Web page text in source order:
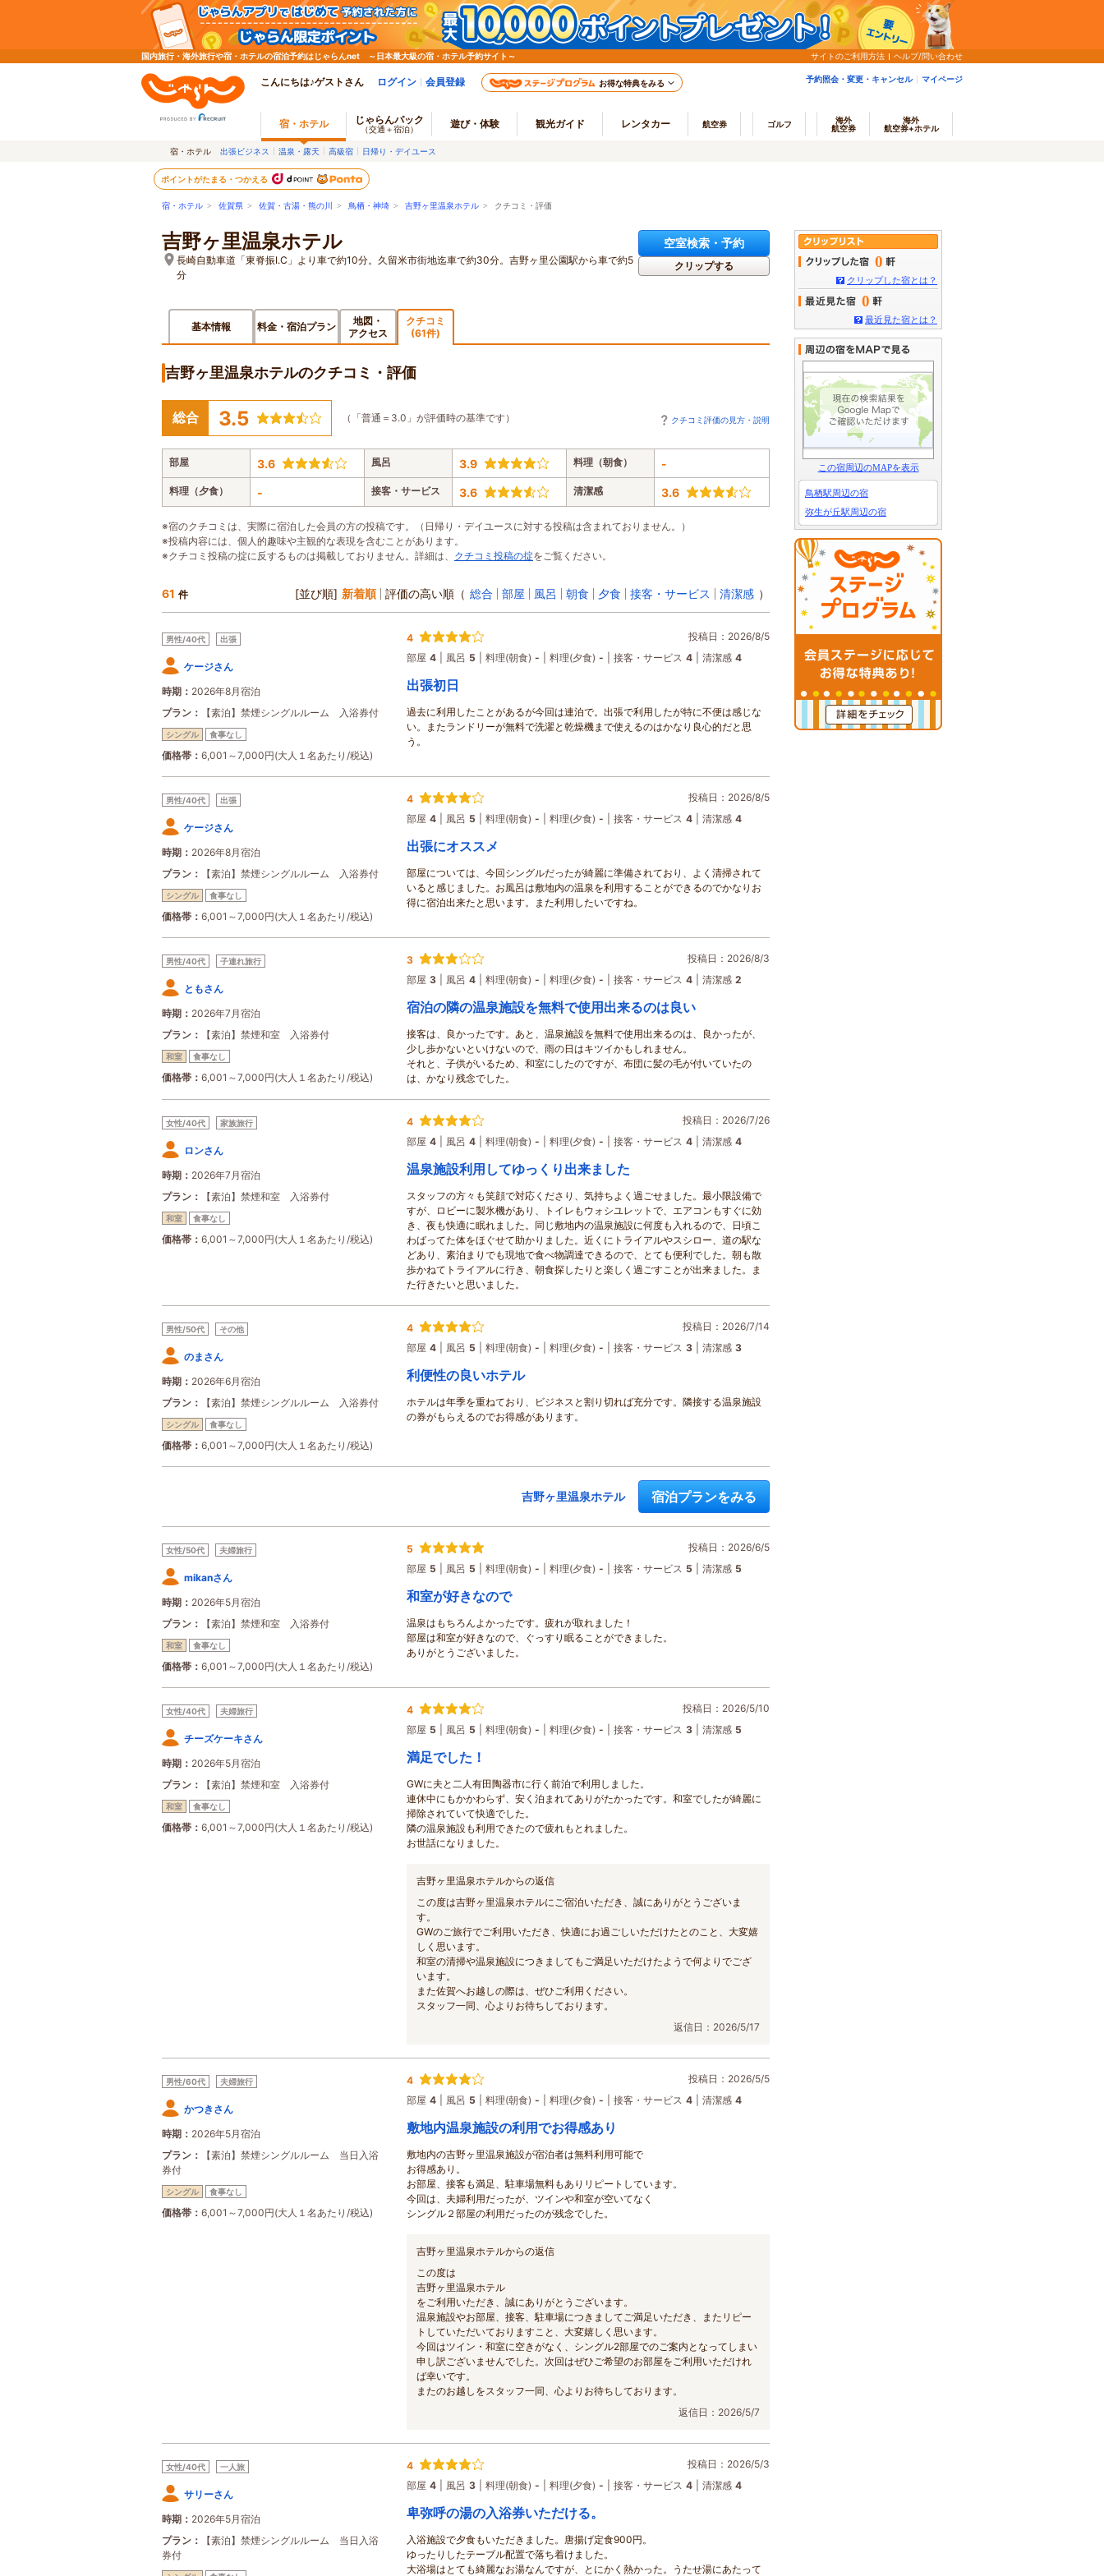
国内旅行・海外旅行や宿・ホテルの宿泊予約はじゃらんnet ～日本最大級の宿・ホテル予約サイト～ サイトのご利用方法 ヘルプ/問い合わせ
こんにちは♪ゲストさん ログイン 会員登録 お得な特典をみる 予約照会・変更・キャンセル マイページ
宿・ホテル じゃらんパック
（交通＋宿泊） 遊び・体験 観光ガイド レンタカー 航空券 ゴルフ
海外
航空券
海外
航空券+ホテル
宿・ホテル 出張ビジネス 温泉・露天 高級宿 日帰り・デイユース
ポイントがたまる・つかえる
宿・ホテル > 佐賀県 > 佐賀・古湯・熊の川 > 鳥栖・神埼 > 吉野ヶ里温泉ホテル > クチコミ・評価
吉野ヶ里温泉ホテル
長崎自動車道「東脊振I.C」より車で約10分。久留米市街地迄車で約30分。吉野ヶ里公園駅から車で約5
分
空室検索・予約
クリップする
基本情報 料金・宿泊プラン
地図・
アクセス
クチコミ
(61件)
吉野ヶ里温泉ホテルのクチコミ・評価
総合 3.5 （「普通＝3.0」が評価時の基準です） クチコミ評価の見方・説明
部屋 3.6 風呂 3.9 料理（朝食） -
料理（夕食） - 接客・サービス 3.6 清潔感 3.6
※宿のクチコミは、実際に宿泊した会員の方の投稿です。（日帰り・デイユースに対する投稿は含まれておりません。）
※投稿内容には、個人的趣味や主観的な表現を含むことがあります。
※クチコミ投稿の掟に反するものは掲載しておりません。詳細は、 クチコミ投稿の掟をご覧ください。
61 件 [並び順] 新着順 評価の高い順 （ 総合 部屋 風呂 朝食 夕食 接客・サービス 清潔感 ）
男性/40代 出張
ケージさん
時期
2026年8月宿泊
プラン
【素泊】禁煙シングルルーム 入浴券付
シングル 食事なし
価格帯 6,001～7,000円(大人１名あたり/税込)
4
投稿日：2026/8/5
部屋 4 風呂 5 料理(朝食) - 料理(夕食) - 接客・サービス 4 清潔感 4
出張初日
過去に利用したことがあるが今回は連泊で。出張で利用したが特に不便は感じな
い。またランドリーが無料で洗濯と乾燥機まで使えるのはかなり良心的だと思
う。
男性/40代 出張
ケージさん
時期
2026年8月宿泊
プラン
【素泊】禁煙シングルルーム 入浴券付
シングル 食事なし
価格帯 6,001～7,000円(大人１名あたり/税込)
4
投稿日：2026/8/5
部屋 4 風呂 5 料理(朝食) - 料理(夕食) - 接客・サービス 4 清潔感 4
出張にオススメ
部屋については、今回シングルだったが綺麗に準備されており、よく清掃されて
いると感じました。お風呂は敷地内の温泉を利用することができるのでかなりお
得に宿泊出来たと思います。また利用したいですね。
男性/40代 子連れ旅行
ともさん
時期
2026年7月宿泊
プラン
【素泊】禁煙和室 入浴券付
和室 食事なし
価格帯 6,001～7,000円(大人１名あたり/税込)
3
投稿日：2026/8/3
部屋 3 風呂 4 料理(朝食) - 料理(夕食) - 接客・サービス 4 清潔感 2
宿泊の隣の温泉施設を無料で使用出来るのは良い
接客は、良かったです。あと、温泉施設を無料で使用出来るのは、良かったが、
少し歩かないといけないので、雨の日はキツイかもしれません。
それと、子供がいるため、和室にしたのですが、布団に髪の毛が付いていたの
は、かなり残念でした。
女性/40代 家族旅行
ロンさん
時期
2026年7月宿泊
プラン
【素泊】禁煙和室 入浴券付
和室 食事なし
価格帯 6,001～7,000円(大人１名あたり/税込)
4
投稿日：2026/7/26
部屋 4 風呂 4 料理(朝食) - 料理(夕食) - 接客・サービス 4 清潔感 4
温泉施設利用してゆっくり出来ました
スタッフの方々も笑顔で対応くださり、気持ちよく過ごせました。最小限設備で
すが、ロビーに製氷機があり、トイレもウォシユレットで、エアコンもすぐに効
き、夜も快適に眠れました。同じ敷地内の温泉施設に何度も入れるので、日頃こ
わばってた体をほぐせて助かりました。近くにトライアルやスシロー、道の駅な
どあり、素泊まりでも現地で食べ物調達できるので、とても便利でした。朝も散
歩かねてトライアルに行き、朝食探したりと楽しく過ごすことが出来ました。ま
た行きたいと思いました。
男性/50代 その他
のまさん
時期
2026年6月宿泊
プラン
【素泊】禁煙シングルルーム 入浴券付
シングル 食事なし
価格帯 6,001～7,000円(大人１名あたり/税込)
4
投稿日：2026/7/14
部屋 4 風呂 5 料理(朝食) - 料理(夕食) - 接客・サービス 3 清潔感 3
利便性の良いホテル
ホテルは年季を重ねており、ビジネスと割り切れば充分です。隣接する温泉施設
の券がもらえるのでお得感があります。
吉野ヶ里温泉ホテル 宿泊プランをみる
女性/50代 夫婦旅行
mikanさん
時期
2026年5月宿泊
プラン
【素泊】禁煙和室 入浴券付
和室 食事なし
価格帯 6,001～7,000円(大人１名あたり/税込)
5
投稿日：2026/6/5
部屋 5 風呂 5 料理(朝食) - 料理(夕食) - 接客・サービス 5 清潔感 5
和室が好きなので
温泉はもちろんよかったです。疲れが取れました！
部屋は和室が好きなので、ぐっすり眠ることができました。
ありがとうございました。
女性/40代 夫婦旅行
チーズケーキさん
時期
2026年5月宿泊
プラン
【素泊】禁煙和室 入浴券付
和室 食事なし
価格帯 6,001～7,000円(大人１名あたり/税込)
4
投稿日：2026/5/10
部屋 5 風呂 5 料理(朝食) - 料理(夕食) - 接客・サービス 3 清潔感 5
満足でした！
GWに夫と二人有田陶器市に行く前泊で利用しました。
連休中にもかかわらず、安く泊まれてありがたかったです。和室でしたが綺麗に
掃除されていて快適でした。
隣の温泉施設も利用できたので疲れもとれました。
お世話になりました。
吉野ヶ里温泉ホテルからの返信
この度は吉野ヶ里温泉ホテルにご宿泊いただき、誠にありがとうございま
す。
GWのご旅行でご利用いただき、快適にお過ごしいただけたとのこと、大変嬉
しく思います。
和室の清掃や温泉施設につきましてもご満足いただけたようで何よりでござ
います。
また佐賀へお越しの際は、ぜひご利用ください。
スタッフ一同、心よりお待ちしております。
返信日：2026/5/17
男性/60代 夫婦旅行
かつきさん
時期
2026年5月宿泊
プラン
【素泊】禁煙シングルルーム 当日入浴
券付
シングル 食事なし
価格帯 6,001～7,000円(大人１名あたり/税込)
4
投稿日：2026/5/5
部屋 4 風呂 5 料理(朝食) - 料理(夕食) - 接客・サービス 4 清潔感 4
敷地内温泉施設の利用でお得感あり
敷地内の吉野ヶ里温泉施設が宿泊者は無料利用可能で
お得感あり。
お部屋、接客も満足、駐車場無料もありリピートしています。
今回は、夫婦利用だったが、ツインや和室が空いてなく
シングル２部屋の利用だったのが残念でした。
吉野ヶ里温泉ホテルからの返信
この度は
吉野ヶ里温泉ホテル
をご利用いただき、誠にありがとうございます。
温泉施設やお部屋、接客、駐車場につきましてご満足いただき、またリピー
トしていただいておりますこと、大変嬉しく思います。
今回はツイン・和室に空きがなく、シングル2部屋でのご案内となってしまい
申し訳ございませんでした。次回はぜひご希望のお部屋をご利用いただけれ
ば幸いです。
またのお越しをスタッフ一同、心よりお待ちしております。
返信日：2026/5/7
女性/40代 一人旅
サリーさん
時期
2026年5月宿泊
プラン
【素泊】禁煙シングルルーム 当日入浴
券付
4
投稿日：2026/5/3
部屋 4 風呂 3 料理(朝食) - 料理(夕食) - 接客・サービス 4 清潔感 4
卑弥呼の湯の入浴券いただける。
入浴施設で夕食もいただきました。唐揚げ定食900円。
ゆったりしたテーブル配置で落ち着けました。
大浴場はとても綺麗なお湯なんですが、とにかく熱かった。うたせ湯にあたって
0
クリップした宿とは？
0
最近見た宿とは？
この宿周辺のMAPを表示
鳥栖駅周辺の宿
弥生が丘駅周辺の宿